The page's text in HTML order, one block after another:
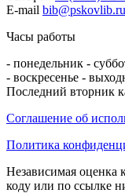
E-mail bib@pskovlib.ru
Часы работы
- понедельник -
- воскресенье -
Последний вторник
Соглашение об
Политика
Независимая оценка
коду или по ссылке